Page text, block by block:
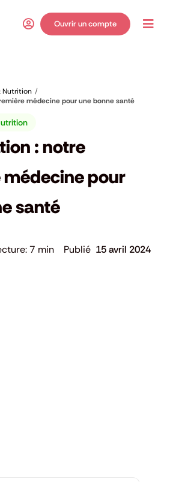
Ouvrir un compte
Nutrition
médecine pour une bonne santé
: notre
pour
santé
7 min 15 avril 2024